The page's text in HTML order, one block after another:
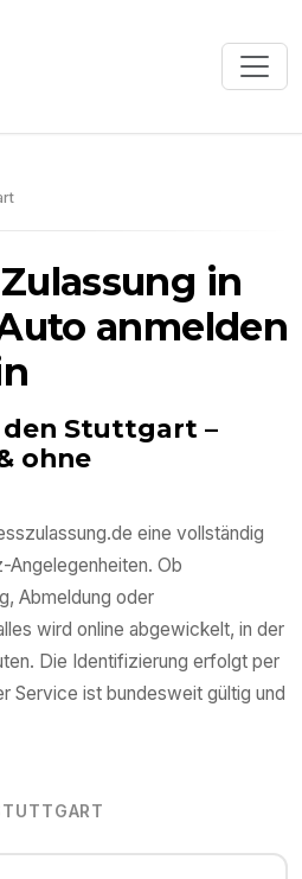
in
anmelden
Stuttgart –
ohne
eine vollständig
Angelegenheiten. Ob
Abmeldung oder
wird online abgewickelt, in der
Die Identifizierung erfolgt per
Service ist bundesweit gültig und